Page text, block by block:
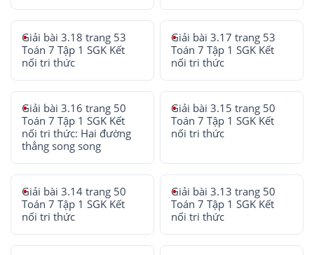
Giải bài 3.18 trang 53
Toán 7 Tập 1 SGK Kết
nối tri thức
Giải bài 3.17 trang 53
Toán 7 Tập 1 SGK Kết
nối tri thức
Giải bài 3.16 trang 50
Toán 7 Tập 1 SGK Kết
nối tri thức: Hai đường
thẳng song song
Giải bài 3.15 trang 50
Toán 7 Tập 1 SGK Kết
nối tri thức
Giải bài 3.14 trang 50
Toán 7 Tập 1 SGK Kết
nối tri thức
Giải bài 3.13 trang 50
Toán 7 Tập 1 SGK Kết
nối tri thức